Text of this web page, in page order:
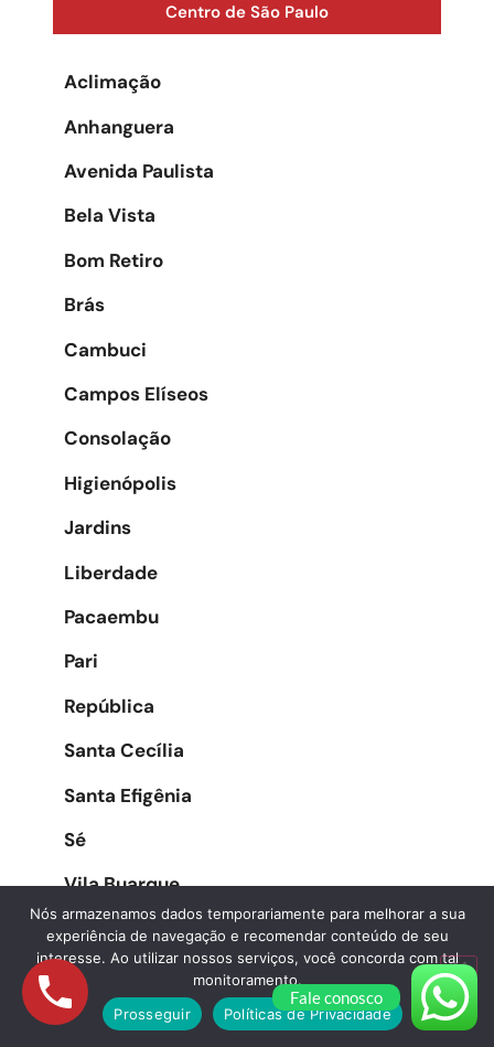
Centro de São Paulo
Aclimação
Anhanguera
Avenida Paulista
Bela Vista
Bom Retiro
Brás
Cambuci
Campos Elíseos
Consolação
Higienópolis
Jardins
Liberdade
Pacaembu
Pari
República
Santa Cecília
Santa Efigênia
Sé
Vila Buarque
Zona Oeste
Água Branca
Fale conosco
Nós armazenamos dados temporariamente para melhorar a sua
experiência de navegação e recomendar conteúdo de seu
interesse. Ao utilizar nossos serviços, você concorda com tal
monitoramento.
Prosseguir
Políticas de Privacidade